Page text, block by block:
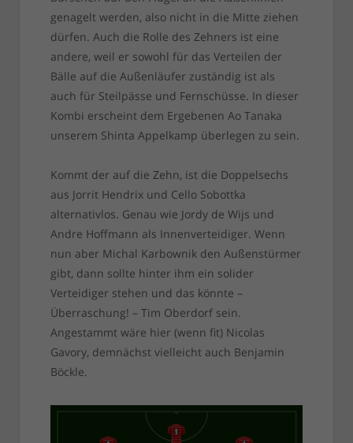
genagelt werden, also nicht in die Mitte ziehen
dürfen. Auch die Rolle des Zehners ist eine
andere, weil er sowohl für das Verteilen der
Bälle auf die Außenläufer zuständig ist als
auch für Steilpässe und Fernschüsse. In dieser
Kombi erscheint dem Ergebenen Ao Tanaka
unserem Shinta Appelkamp überlegen zu sein.
Kommt der auf die Zehn, ist die Doppelsechs
aus Jorrit Hendrix und Cello Sobottka
alternativlos. Genau wie Jordy de Wijs und
Andre Hoffmann als Innenverteidiger. Wenn
nun aber Michal Karbownik den Außenstürmer
gibt, dann sollte hinter ihm ein solider
Verteidiger stehen und das könnte –
Überraschung! – Tim Oberdorf sein.
Angestammt wäre hier (wenn fit) Nicolas
Gavory, demnächst vielleicht auch Benjamin
Böckle.